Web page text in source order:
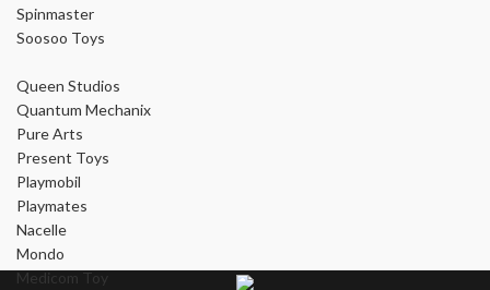
Spinmaster
Soosoo Toys
Queen Studios
Quantum Mechanix
Pure Arts
Present Toys
Playmobil
Playmates
Nacelle
Mondo
Medicom Toy